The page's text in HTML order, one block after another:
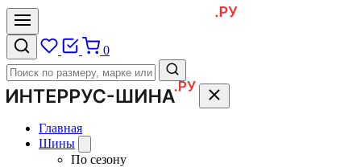
0
Главная
Шины
По сезону